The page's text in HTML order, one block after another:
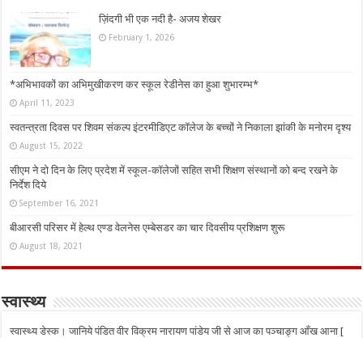
ज़िंदगी भी एक नदी है- अजय शेखर
February 1, 2026
*अभिभावकों का अभिमुखीकरण कर स्कूल रेडीनेस का हुआ शुभारम्भ*
April 11, 2023
स्वतन्त्रता दिवस पर शिवम संकल्प इंटरमीडिएट कॉलेज के बच्चों ने निकाला झांकी के मनोरम दृश्य
August 15, 2022
सीएम ने दो दिन के लिए प्रदेश में स्कूल-कॉलेजों सहित सभी शिक्षण संस्थानों को बन्द रखने के
निर्देश दिये
September 16, 2021
बीआरसी परिसर में हेल्थ एण्ड वेलनेस एम्बेसडर का चार दिवसीय प्रशिक्षण शुरू
August 18, 2021
स्वास्थ्य
स्वास्थ्य डेस्क। जानिये पंडित वीर विक्रम नारायण पांडेय जी से आज का पञ्चाङ्ग आँख आना [